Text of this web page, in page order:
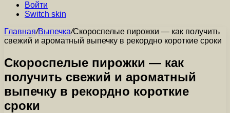
Войти
Switch skin
Главная/Выпечка/Скороспелые пирожки — как получить
свежий и ароматный выпечку в рекордно короткие сроки
Скороспелые пирожки — как
получить свежий и ароматный
выпечку в рекордно короткие
сроки